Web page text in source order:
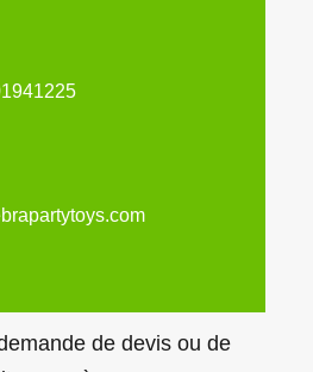
de devis ou de